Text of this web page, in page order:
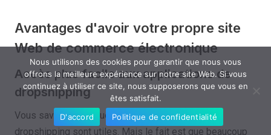
Avantages d'avoir votre propre site
Web de commerce électronique
Accès plus facile aux applications de
dropshipping
Vous savez déjà à quel point les applications de
dropshipping sont utiles. Mais le fait est que beaucoup
Nous utilisons des cookies pour garantir que nous vous
offrons la meilleure expérience sur notre site Web. Si vous
continuez à utiliser ce site, nous supposerons que vous en
êtes satisfait.
D'accord
Politique de confidentialité